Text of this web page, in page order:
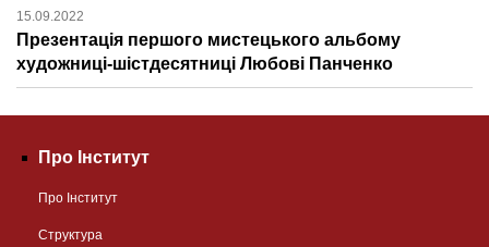
15.09.2022
Презентація першого мистецького альбому
художниці-шістдесятниці Любові Панченко
Про Інститут
Про Інститут
Структура